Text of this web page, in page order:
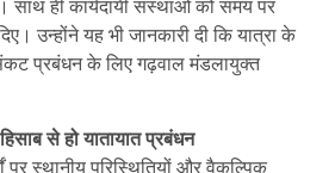
साथ ही कार्यदायी संस्थाओं को समय पर
उन्होंने यह भी जानकारी दी कि यात्रा के
प्रबंधन के लिए गढ़वाल मंडलायुक्त
से हो यातायात प्रबंधन
पर स्थानीय परिस्थितियों और वैकल्पिक